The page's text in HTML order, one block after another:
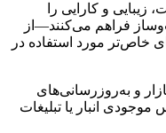
و کارایی را
فراهم می‌کنند—از
خاص‌تر مورد استفاده در
و به‌روزرسانی‌های
انبار یا تبلیغات